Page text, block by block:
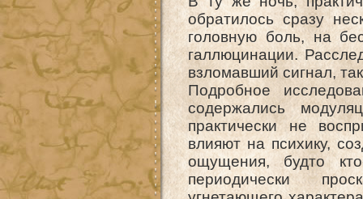
обратилось сразу
головную боль, на
галлюцинации.
взломавший сигнал,
Подробное
содержались
практически не
влияют на психику,
ощущения, будто
периодически